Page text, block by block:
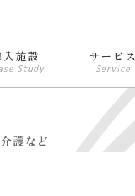
入施設
Study
サービス
Service
護など